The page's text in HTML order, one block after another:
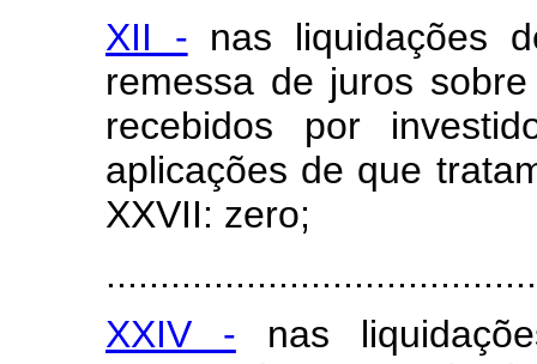
XII - nas liquidações
remessa de juros
recebidos por
aplicações de que
XXVII: zero;
XXIV - nas